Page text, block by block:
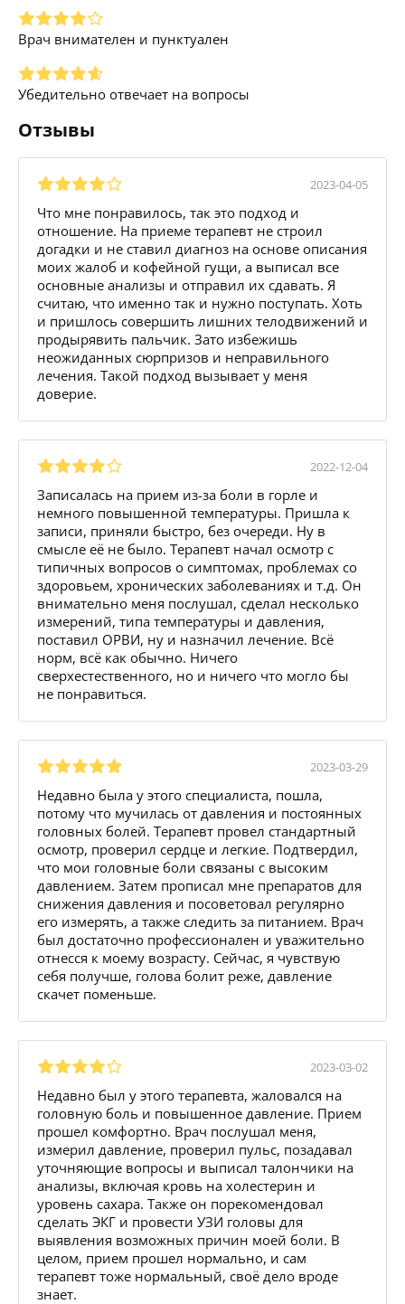
Врач внимателен и пунктуален
Убедительно отвечает на вопросы
Отзывы
2023-04-05
Что мне понравилось, так это подход и
отношение. На приеме терапевт не строил
догадки и не ставил диагноз на основе описания
моих жалоб и кофейной гущи, а выписал все
основные анализы и отправил их сдавать. Я
считаю, что именно так и нужно поступать. Хоть
и пришлось совершить лишних телодвижений и
продырявить пальчик. Зато избежишь
неожиданных сюрпризов и неправильного
лечения. Такой подход вызывает у меня
доверие.
2022-12-04
Записалась на прием из-за боли в горле и
немного повышенной температуры. Пришла к
записи, приняли быстро, без очереди. Ну в
смысле её не было. Терапевт начал осмотр с
типичных вопросов о симптомах, проблемах со
здоровьем, хронических заболеваниях и т.д. Он
внимательно меня послушал, сделал несколько
измерений, типа температуры и давления,
поставил ОРВИ, ну и назначил лечение. Всё
норм, всё как обычно. Ничего
сверхестественного, но и ничего что могло бы
не понравиться.
2023-03-29
Недавно была у этого специалиста, пошла,
потому что мучилась от давления и постоянных
головных болей. Терапевт провел стандартный
осмотр, проверил сердце и легкие. Подтвердил,
что мои головные боли связаны с высоким
давлением. Затем прописал мне препаратов для
снижения давления и посоветовал регулярно
его измерять, а также следить за питанием. Врач
был достаточно профессионален и уважительно
отнесся к моему возрасту. Сейчас, я чувствую
себя получше, голова болит реже, давление
скачет поменьше.
2023-03-02
Недавно был у этого терапевта, жаловался на
головную боль и повышенное давление. Прием
прошел комфортно. Врач послушал меня,
измерил давление, проверил пульс, позадавал
уточняющие вопросы и выписал талончики на
анализы, включая кровь на холестерин и
уровень сахара. Также он порекомендовал
сделать ЭКГ и провести УЗИ головы для
выявления возможных причин моей боли. В
целом, прием прошел нормально, и сам
терапевт тоже нормальный, своё дело вроде
знает.